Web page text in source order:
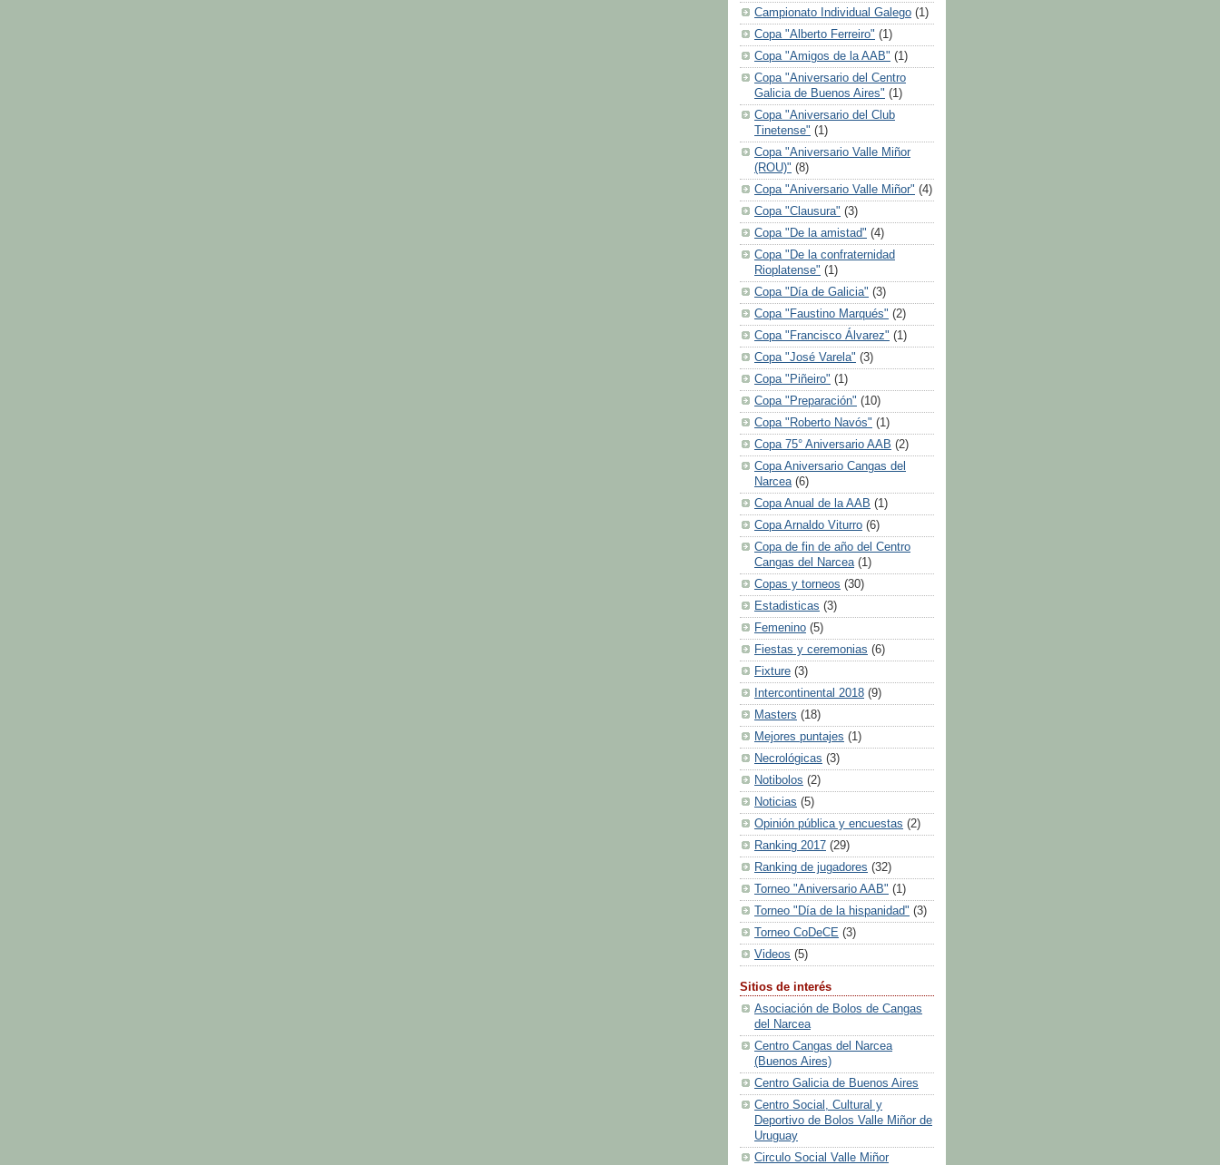
Campionato Individual Galego (1)
Copa "Alberto Ferreiro" (1)
Copa "Amigos de la AAB" (1)
Copa "Aniversario del Centro
Galicia de Buenos Aires" (1)
Copa "Aniversario del Club
Tinetense" (1)
Copa "Aniversario Valle Miñor
(ROU)" (8)
Copa "Aniversario Valle Miñor" (4)
Copa "Clausura" (3)
Copa "De la amistad" (4)
Copa "De la confraternidad
Rioplatense" (1)
Copa "Día de Galicia" (3)
Copa "Faustino Marqués" (2)
Copa "Francisco Álvarez" (1)
Copa "José Varela" (3)
Copa "Piñeiro" (1)
Copa "Preparación" (10)
Copa "Roberto Navós" (1)
Copa 75° Aniversario AAB (2)
Copa Aniversario Cangas del
Narcea (6)
Copa Anual de la AAB (1)
Copa Arnaldo Viturro (6)
Copa de fin de año del Centro
Cangas del Narcea (1)
Copas y torneos (30)
Estadisticas (3)
Femenino (5)
Fiestas y ceremonias (6)
Fixture (3)
Intercontinental 2018 (9)
Masters (18)
Mejores puntajes (1)
Necrológicas (3)
Notibolos (2)
Noticias (5)
Opinión pública y encuestas (2)
Ranking 2017 (29)
Ranking de jugadores (32)
Torneo "Aniversario AAB" (1)
Torneo "Día de la hispanidad" (3)
Torneo CoDeCE (3)
Videos (5)
Sitios de interés
Asociación de Bolos de Cangas
del Narcea
Centro Cangas del Narcea
(Buenos Aires)
Centro Galicia de Buenos Aires
Centro Social, Cultural y
Deportivo de Bolos Valle Miñor de
Uruguay
Circulo Social Valle Miñor